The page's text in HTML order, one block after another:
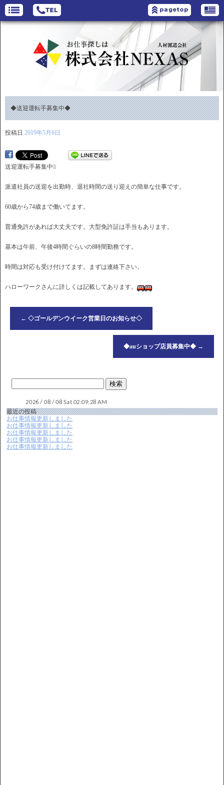
◆送迎運転手募集中◆
投稿日 2019年5月6日
送迎運転手募集中❕❕
派遣社員の送迎を出勤時、退社時間の送り迎えの簡単な仕事です。
60歳から74歳まで働いてます。
普通免許があれば大丈夫です。大型免許証は手当もあります。
基本は午前、午後4時間ぐらいの8時間勤務です。
時間は対応も受け付けてます。まずは連絡下さい。
ハローワークさんに詳しくは記載してあります。
← ◇ゴールデンウイーク営業日のお知らせ◇
◆auショップ店員募集中◆ →
最近の投稿
お仕事情報更新しました
お仕事情報更新しました
お仕事情報更新しました
お仕事情報更新しました
お仕事情報更新しました